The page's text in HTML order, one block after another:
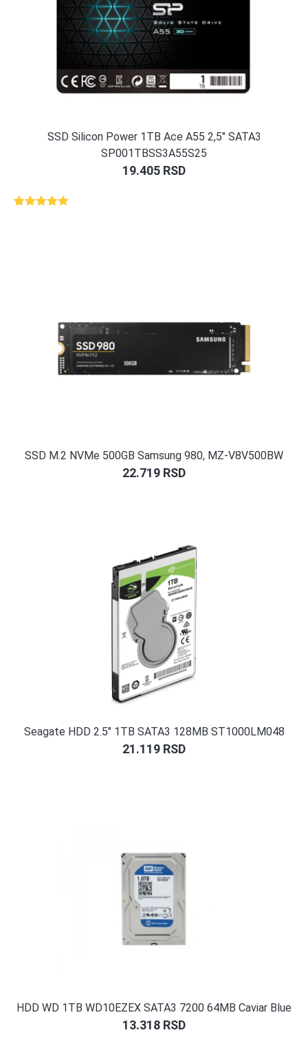
SSD Silicon Power 1TB Ace A55 2,5″ SATA3
SP001TBSS3A55S25
19.405 RSD
SSD M.2 NVMe 500GB Samsung 980, MZ-V8V500BW
22.719 RSD
Seagate HDD 2.5″ 1TB SATA3 128MB ST1000LM048
21.119 RSD
HDD WD 1TB WD10EZEX SATA3 7200 64MB Caviar Blue
13.318 RSD